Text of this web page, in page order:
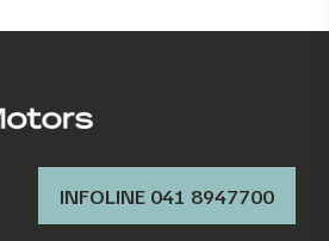
INFOLINE 041 8947700